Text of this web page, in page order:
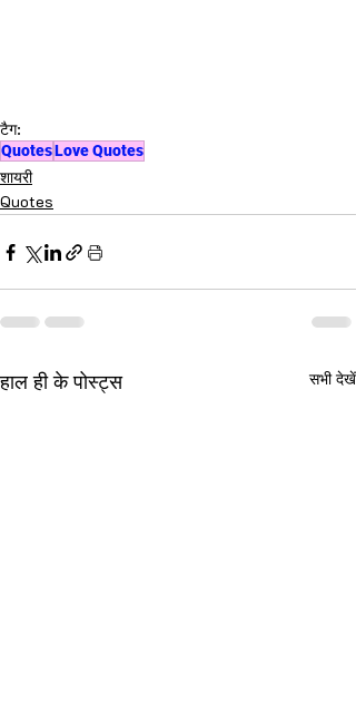
टैग:
QuotesLove Quotes
शायरी
Quotes
हाल ही के पोस्ट्स सभी देखें